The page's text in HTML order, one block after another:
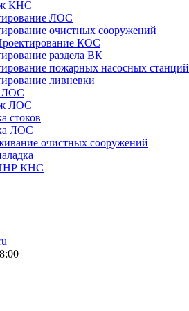
КНС
ЛОС
очистных сооружений
КОС
раздела ВК
пожарных насосных станций
ливневки
ЛОС
ЛОС
стоков
ЛОС
очистных сооружений
КНС